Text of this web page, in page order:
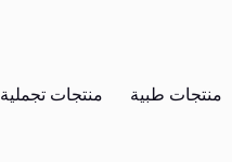
منتجات طبية منتجات تجملية